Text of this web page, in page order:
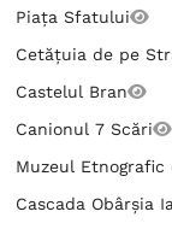
Piața Sfatului
Cetățuia de pe
Castelul Bran
Canionul 7 Scări
Muzeul Etnografic
Cascada Obârșia